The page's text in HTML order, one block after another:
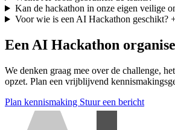
Kan de hackathon in onze eigen veilige
Voor wie is een AI Hackathon geschikt?
Een AI Hackathon
We denken graag mee over de challenge,
opzet. Plan een vrijblijvend
Plan kennismaking Stuur een bericht